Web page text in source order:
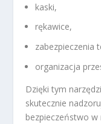
kaski,
rękawice,
zabezpieczenia
organizacja
Dzięki tym
skutecznie
bezpieczeństwo w